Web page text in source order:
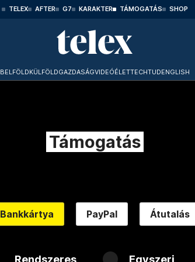
TELEX AFTER G7 KARAKTER TÁMOGATÁS SHOP
BELFÖLDKÜLFÖLDGAZDASÁGVIDEÓÉLETTECHTUDENGLISH
Támogatás
Bankkártya PayPal Átutalás
Rendszeres Egyszeri